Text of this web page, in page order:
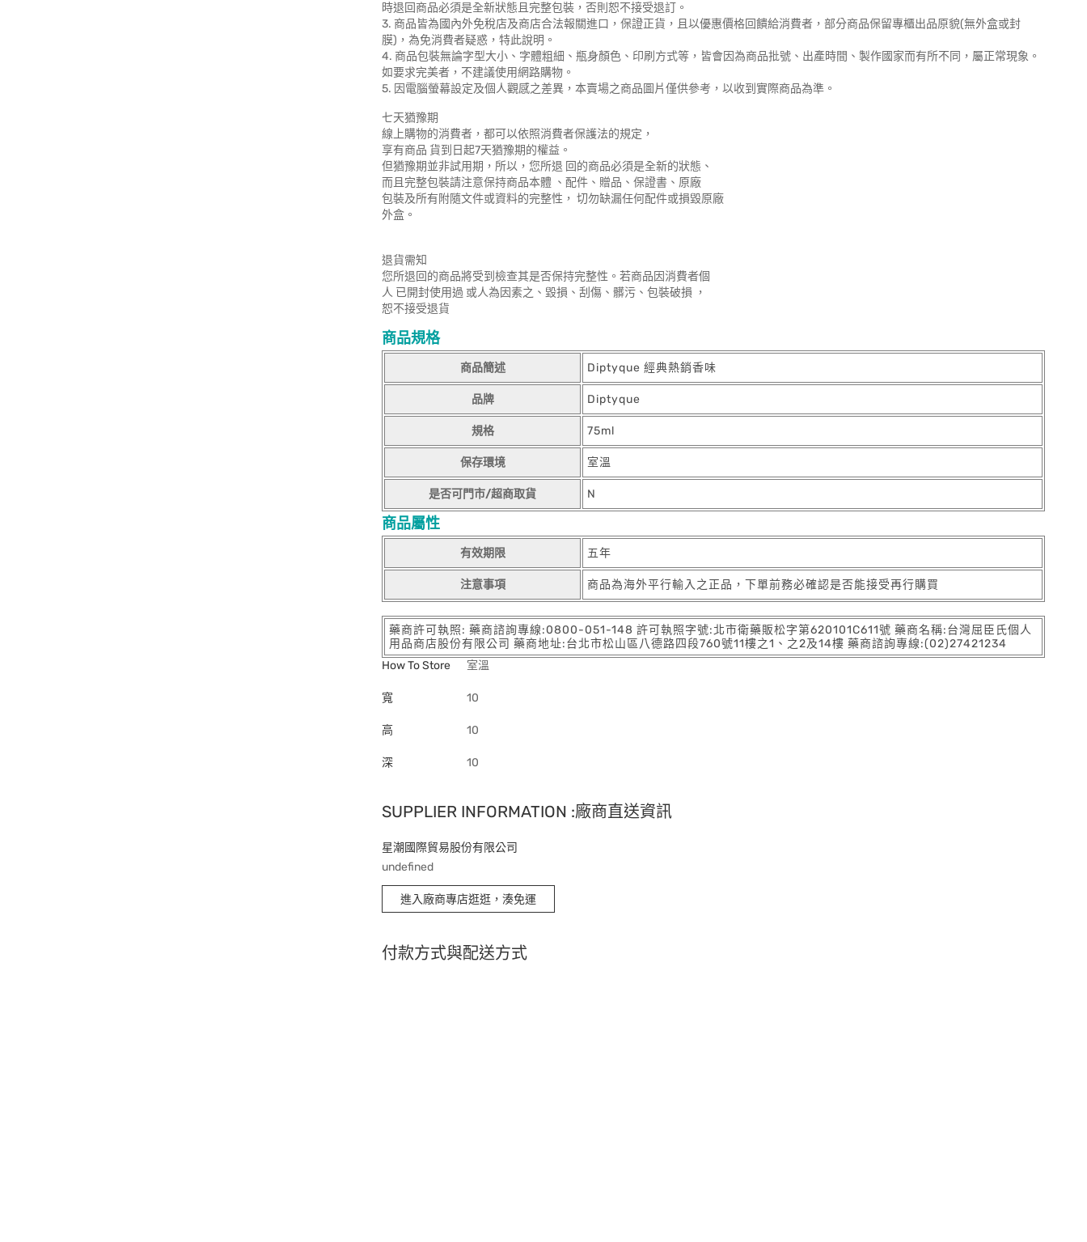
時退回商品必須是全新狀態且完整包裝，否則恕不接受退訂。
3. 商品皆為國內外免稅店及商店合法報關進口，保證正貨，且以優惠價格回饋給消費者，部分商品保留專櫃出品原貌(無外盒或封
膜)，為免消費者疑惑，特此說明。
4. 商品包裝無論字型大小、字體粗細、瓶身顏色、印刷方式等，皆會因為商品批號、出產時間、製作國家而有所不同，屬正常現象。
如要求完美者，不建議使用網路購物。
5. 因電腦螢幕設定及個人觀感之差異，本賣場之商品圖片僅供參考，以收到實際商品為準。
七天猶豫期
線上購物的消費者，都可以依照消費者保護法的規定，
享有商品 貨到日起7天猶豫期的權益。
但猶豫期並非試用期，所以，您所退 回的商品必須是全新的狀態、
而且完整包裝請注意保持商品本體 、配件、贈品、保證書、原廠
包裝及所有附隨文件或資料的完整性， 切勿缺漏任何配件或損毀原廠
外盒。
退貨需知
您所退回的商品將受到檢查其是否保持完整性。若商品因消費者個
人 已開封使用過 或人為因素之、毀損、刮傷、髒污、包裝破損 ，
恕不接受退貨
商品規格
商品簡述 Diptyque 經典熱銷香味
品牌 Diptyque
規格 75ml
保存環境 室溫
是否可門市/超商取貨 N
商品屬性
有效期限 五年
注意事項 商品為海外平行輸入之正品，下單前務必確認是否能接受再行購買
藥商許可執照: 藥商諮詢專線:0800-051-148 許可執照字號:北市衛藥販松字第620101C611號 藥商名稱:台灣屈臣氏個人
用品商店股份有限公司 藥商地址:台北市松山區八德路四段760號11樓之1、之2及14樓 藥商諮詢專線:(02)27421234
How To Store
室溫
寬 10
高 10
深 10
SUPPLIER INFORMATION :廠商直送資訊
星潮國際貿易股份有限公司
undefined
進入廠商專店逛逛，湊免運
付款方式與配送方式